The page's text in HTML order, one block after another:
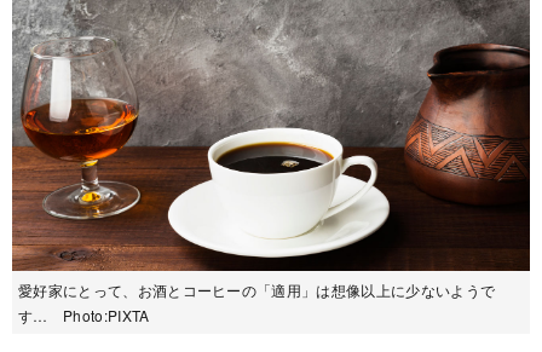
愛好家にとって、お酒とコーヒーの「適用」は想像以上に少ないようで
す… Photo:PIXTA